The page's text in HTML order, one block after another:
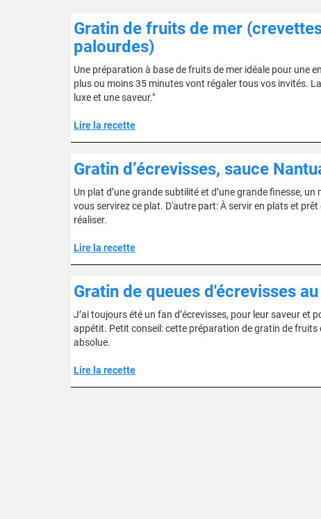
Gratin de fruits de mer
palourdes)
Une préparation à base de fruits de mer idéale pour une
plus ou moins 35 minutes vont régaler tous vos invités.
luxe et une saveur."
Lire la recette
Gratin d’écrevisses, sauce
Un plat d’une grande subtilité et d’une grande finesse,
vous servirez ce plat. D'autre part: À servir en plats et
réaliser.
Lire la recette
Gratin de queues d'écrevisses
J’ai toujours été un fan d’écrevisses, pour leur saveur et
appétit. Petit conseil: cette préparation de gratin de fruits
absolue.
Lire la recette